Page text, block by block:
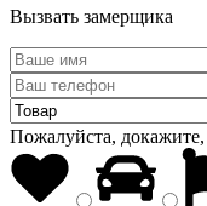
Вызвать замерщика
Пожалуйста,